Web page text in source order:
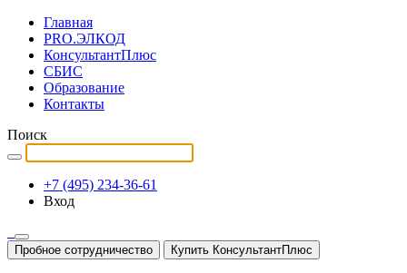
Главная
PRO.ЭЛКОД
КонсультантПлюс
СБИС
Образование
Контакты
Поиск
+7 (495) 234-36-61
Вход
Пробное сотрудничество Купить КонсультантПлюс